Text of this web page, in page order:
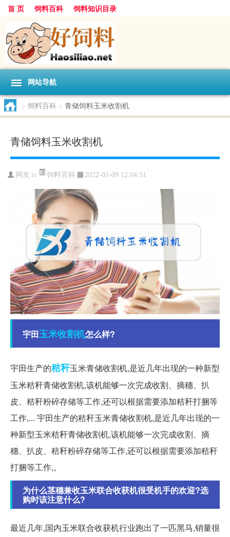
首 页 饲料百科 饲料知识目录
网站导航
> 饲料百科 > 青储饲料玉米收割机
青储饲料玉米收割机
网友:rc 饲料百科 2022-01-09 12:04:51
宇田玉米收割机怎么样?
宇田生产的秸秆玉米青储收割机,是近几年出现的一种新型
玉米秸秆青储收割机,该机能够一次完成收割、摘穗、扒
皮、秸秆粉碎存储等工作,还可以根据需要添加秸秆打捆等
工作,... 宇田生产的秸秆玉米青储收割机,是近几年出现的一
种新型玉米秸秆青储收割机,该机能够一次完成收割、摘
穗、扒皮、秸秆粉碎存储等工作,还可以根据需要添加秸秆
打捆等工作,。
为什么茎穗兼收玉米联合收获机很受机手的欢迎?选
购时该注意什么?
最近几年,国内玉米联合收获机行业跑出了一匹黑马,销量很